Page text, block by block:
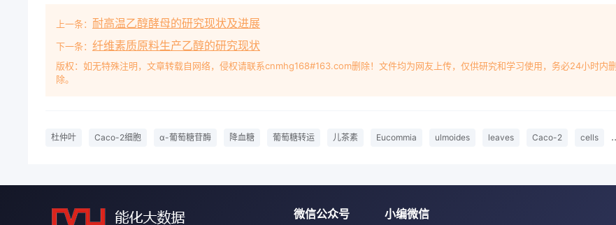
上一条： 耐高温乙醇酵母的研究现状及进展
下一条： 纤维素质原料生产乙醇的研究现状
版权：如无特殊注明，文章转载自网络，侵权请联系cnmhg168#163.com删除！文件均为网友上传，仅供研究和学习使用，务必24小时内删
除。
杜仲叶 Caco-2细胞 α-葡萄糖苷酶 降血糖 葡萄糖转运 儿茶素 Eucommia ulmoides leaves Caco-2 cells
微信公众号 小编微信